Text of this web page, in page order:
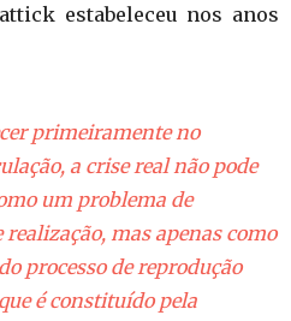
estabeleceu nos anos
primeiramente no
a crise real não pode
um problema de
realização, mas apenas como
processo de reprodução
é constituído pela